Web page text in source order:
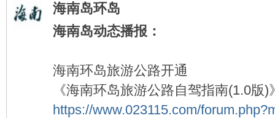
海南岛环岛
海南岛动态播报：
海南环岛旅游公路开通
《海南环岛旅游公路自驾指南(1.0版
https://www.023115.com/